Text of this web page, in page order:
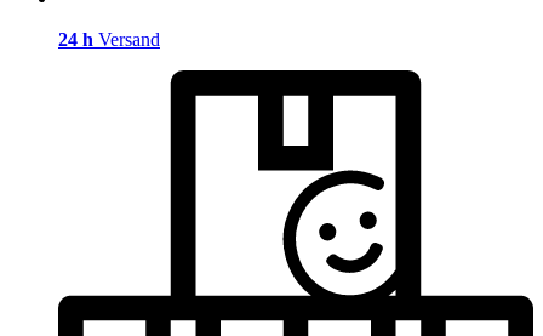
24 h Versand